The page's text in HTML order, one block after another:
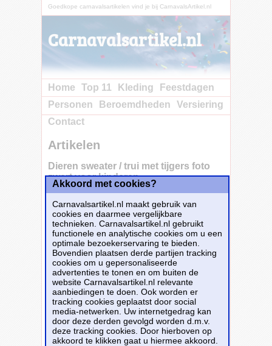
Goedkope carnavalsartikelen vind je bij CarnavalsArtikel.nl
Carnavalsartikel.nl
Home Top 11 Kleding
Feestdagen
Personen
Beroemdheden
Versiering
Contact
Artikelen
Dieren sweater / trui met tijgers foto
zwart voor kinderen
Dieren sweater met tijgers foto zwart voor
kinderen. Deze trui is bedrukt met een
prachtige foto van een tijger. Een toffe sweater
om cadeau te geven aan een dieren
liefhebber of iemand die fan is van Siberische
tijgers en de natuur. De licht gewicht sweater
heeft raglan mouwen en is van ongeborsteld
katoen. Materiaal: 80% katoen/20% polyester,
240 grams kwaliteit.
Dit carnavalsartikel Dieren sweater / trui met
tijgers foto zwart voor kinderenis te
bestellen bijPartyshopper.nlvoor€ 19,49.
Akkoord met cookies?
Carnavalsartikel.nl maakt gebruik van
cookies en daarmee vergelijkbare
technieken. Carnavalsartikel.nl gebruikt
functionele en analytische cookies om u een
optimale bezoekerservaring te bieden.
Bovendien plaatsen derde partijen tracking
cookies om u gepersonaliseerde
advertenties te tonen en om buiten de
website Carnavalsartikel.nl relevante
aanbiedingen te doen. Ook worden er
tracking cookies geplaatst door social
media-netwerken. Uw internetgedrag kan
door deze derden gevolgd worden d.m.v.
deze tracking cookies. Door hierboven op
akkoord te klikken gaat u hiermee akkoord.